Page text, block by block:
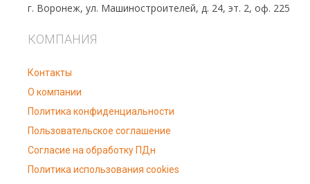
г. Воронеж, ул. Машиностроителей, д. 24, эт. 2, оф. 225
КОМПАНИЯ
Контакты
О компании
Политика конфиденциальности
Пользовательское соглашение
Согласие на обработку ПДн
Политика использования cookies